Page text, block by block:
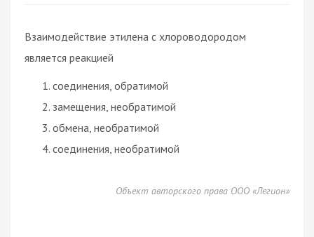
Взаимодействие этилена с хлороводородом
является реакцией
соединения, обратимой
замещения, необратимой
обмена, необратимой
соединения, необратимой
Объект авторского права ООО «Легион»